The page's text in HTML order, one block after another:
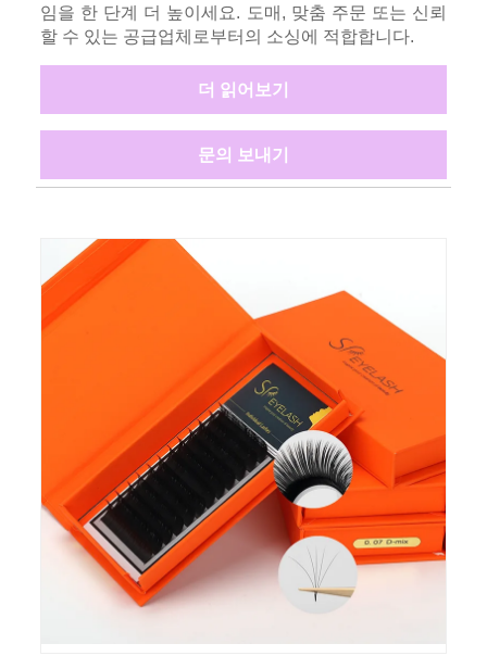
임을 한 단계 더 높이세요. 도매, 맞춤 주문 또는 신뢰
할 수 있는 공급업체로부터의 소싱에 적합합니다.
더 읽어보기
문의 보내기